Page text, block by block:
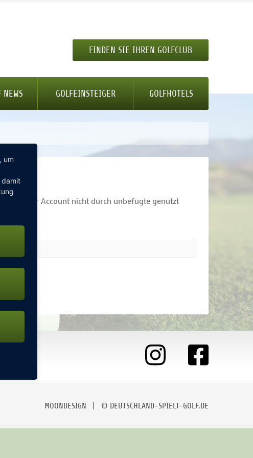
FINDEN SIE IHREN GOLFCLUB
NEWS GOLFEINSTEIGER GOLFHOTELS
damit Ihr Account nicht durch unbefugte genutzt
MOONDESIGN | © DEUTSCHLAND-SPIELT-GOLF.DE
um
damit